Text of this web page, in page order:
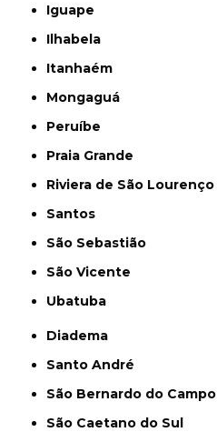
Iguape
Ilhabela
Itanhaém
Mongaguá
Peruíbe
Praia Grande
Riviera de São Lourenço
Santos
São Sebastião
São Vicente
Ubatuba
Diadema
Santo André
São Bernardo do Campo
São Caetano do Sul